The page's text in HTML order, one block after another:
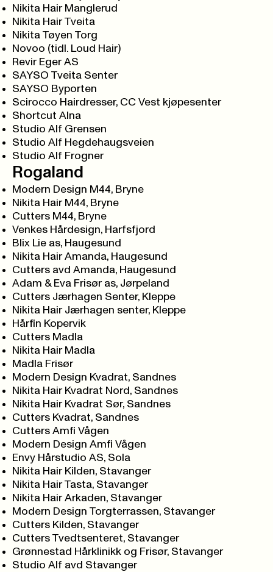
Nikita Hair Manglerud
Nikita Hair Tveita
Nikita Tøyen Torg
Novoo (tidl. Loud Hair)
Revir Eger AS
SAYSO Tveita Senter
SAYSO Byporten
Scirocco Hairdresser, CC Vest kjøpesenter
Shortcut Alna
Studio Alf Grensen
Studio Alf Hegdehaugsveien
Studio Alf Frogner
Rogaland
Modern Design M44, Bryne
Nikita Hair M44, Bryne
Cutters M44, Bryne
Venkes Hårdesign, Harfsfjord
Blix Lie as, Haugesund
Nikita Hair Amanda, Haugesund
Cutters avd Amanda, Haugesund
Adam & Eva Frisør as, Jørpeland
Cutters Jærhagen Senter, Kleppe
Nikita Hair Jærhagen senter, Kleppe
Hårfin Kopervik
Cutters Madla
Nikita Hair Madla
Madla Frisør
Modern Design Kvadrat, Sandnes
Nikita Hair Kvadrat Nord, Sandnes
Nikita Hair Kvadrat Sør, Sandnes
Cutters Kvadrat, Sandnes
Cutters Amfi Vågen
Modern Design Amfi Vågen
Envy Hårstudio AS, Sola
Nikita Hair Kilden, Stavanger
Nikita Hair Tasta, Stavanger
Nikita Hair Arkaden, Stavanger
Modern Design Torgterrassen, Stavanger
Cutters Kilden, Stavanger
Cutters Tvedtsenteret, Stavanger
Grønnestad Hårklinikk og Frisør, Stavanger
Studio Alf avd Stavanger